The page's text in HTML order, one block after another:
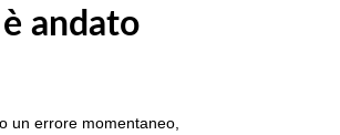
andato
un errore momentaneo,